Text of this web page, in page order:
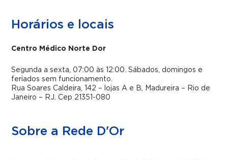
Horários e locais
Centro Médico Norte Dor
Segunda a sexta, 07:00 às 12:00. Sábados, domingos e
feriados sem funcionamento.
Rua Soares Caldeira, 142 – lojas A e B, Madureira – Rio de
Janeiro – RJ. Cep 21351-080
Sobre a Rede D'Or